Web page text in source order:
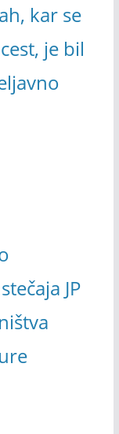
kar se
je bil
JP